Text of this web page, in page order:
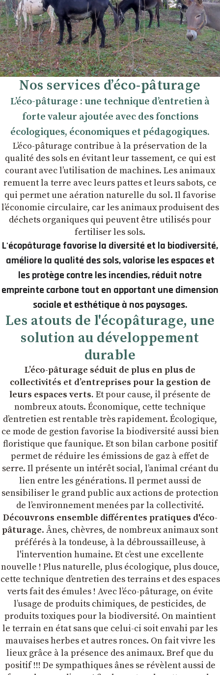
Nos services d’éco-pâturage
L’éco-pâturage : une technique d’entretien à
forte valeur ajoutée avec des fonctions
écologiques, économiques et pédagogiques.
L’éco-pâturage contribue à la préservation de la
qualité des sols en évitant leur tassement, ce qui est
courant avec l’utilisation de machines. Les animaux
remuent la terre avec leurs pattes et leurs sabots, ce
qui permet une aération naturelle du sol. Il favorise
l’économie circulaire, car les animaux produisent des
déchets organiques qui peuvent être utilisés pour
fertiliser les sols.
L'écopâturage favorise la diversité et la biodiversité,
améliore la qualité des sols, valorise les espaces et
les protège contre les incendies, réduit notre
empreinte carbone tout en apportant une dimension
sociale et esthétique à nos paysages.
Les atouts de l'écopâturage, une
solution au développement
durable
L’éco-pâturage séduit de plus en plus de
collectivités et d’entreprises pour la gestion de
leurs espaces verts. Et pour cause, il présente de
nombreux atouts. Économique, cette technique
d’entretien est rentable très rapidement. Écologique,
ce mode de gestion favorise la biodiversité aussi bien
floristique que faunique. Et son bilan carbone positif
permet de réduire les émissions de gaz à effet de
serre. Il présente un intérêt social, l’animal créant du
lien entre les générations. Il permet aussi de
sensibiliser le grand public aux actions de protection
de l’environnement menées par la collectivité.
Découvrons ensemble différentes pratiques d'éco-
pâturage. Ânes, chèvres, de nombreux animaux sont
préférés à la tondeuse, à la débroussailleuse, à
l'intervention humaine. Et c’est une excellente
nouvelle ! Plus naturelle, plus écologique, plus douce,
cette technique d’entretien des terrains et des espaces
verts fait des émules ! Avec l’éco-pâturage, on évite
l’usage de produits chimiques, de pesticides, de
produits toxiques pour la biodiversité. On maintient
le terrain en état sans que celui-ci soit envahi par les
mauvaises herbes et autres ronces. On fait vivre les
lieux grâce à la présence des animaux. Bref que du
positif !!! De sympathiques ânes se révèlent aussi de